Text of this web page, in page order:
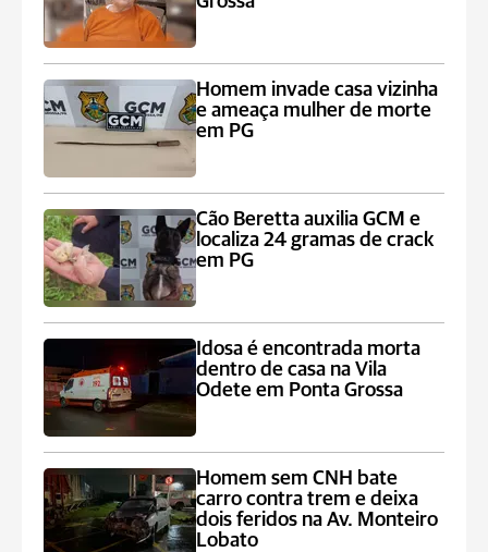
Homem invade casa vizinha
e ameaça mulher de morte
em PG
Cão Beretta auxilia GCM e
localiza 24 gramas de crack
em PG
Idosa é encontrada morta
dentro de casa na Vila
Odete em Ponta Grossa
Homem sem CNH bate
carro contra trem e deixa
dois feridos na Av. Monteiro
Lobato